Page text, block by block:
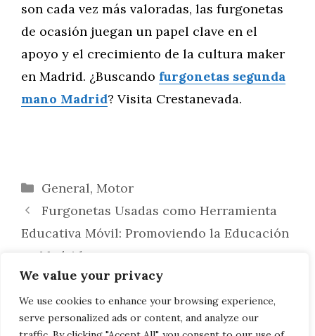
We value your privacy
We use cookies to enhance your browsing experience,
serve personalized ads or content, and analyze our
son cada vez más valoradas, las furgonetas
de ocasión juegan un papel clave en el
apoyo y el crecimiento de la cultura maker
en Madrid. ¿Buscando furgonetas segunda
mano Madrid? Visita Crestanevada.
Categorías
General, Motor
Furgonetas Usadas como Herramienta
Educativa Móvil: Promoviendo la Educación
en Madrid
Furgonetas: Impulsando la
Concienciación sobre el Cambio Climático
en Madrid